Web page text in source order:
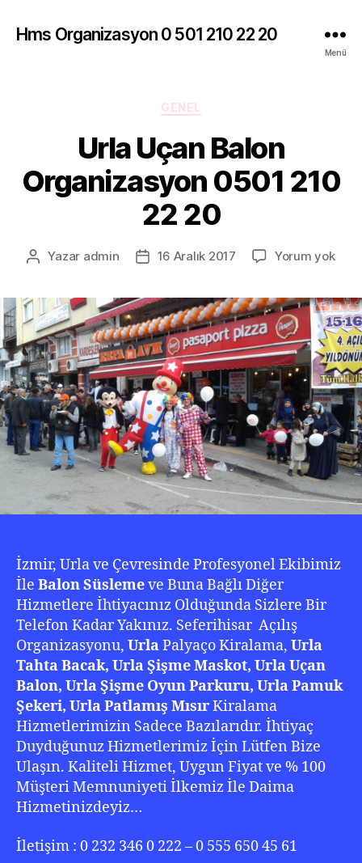
Hms Organizasyon 0 501 210 22 20
Menü
Kategoriler
GENEL
Urla Uçan Balon
Organizasyon 0501 210
22 20
Yazının
Yazar admin
Yazı16 Aralık 2017 Yorum yokUrla
210
22
20
İzmir, Urla ve Çevresinde Profesyonel Ekibimiz
İle Balon Süslemeve Buna Bağlı Diğer
Hizmetlere İhtiyacınız Olduğunda Sizlere Bir
Telefon Kadar Yakınız. Seferihisar Açılış
Organizasyonu, UrlaPalyaço Kiralama, Urla
Tahta Bacak, Urla Şişme Maskot, Urla Uçan
Balon, Urla Şişme Oyun Parkuru, Urla Pamuk
Şekeri, Urla Patlamış MısırKiralama
Hizmetlerimizin Sadece Bazılarıdır. İhtiyaç
Duyduğunuz Hizmetlerimiz İçin Lütfen Bize
Ulaşın. Kaliteli Hizmet, Uygun Fiyat ve % 100
Müşteri Memnuniyeti İlkemiz İle Daima
Hizmetinizdeyiz…
İletişim : 0 232 346 0 222 – 0 555 650 45 61